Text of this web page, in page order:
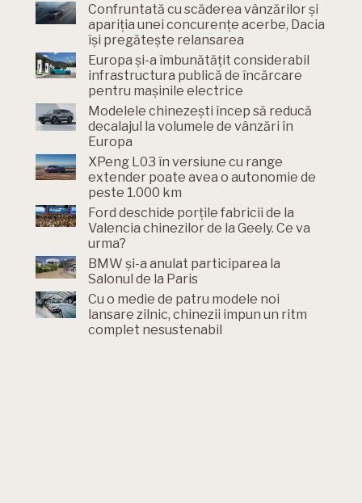
Confruntată cu scăderea vânzărilor și
apariția unei concurențe acerbe, Dacia
își pregătește relansarea
Europa și-a îmbunătățit considerabil
infrastructura publică de încărcare
pentru mașinile electrice
Modelele chinezești încep să reducă
decalajul la volumele de vânzări în
Europa
XPeng L03 în versiune cu range
extender poate avea o autonomie de
peste 1.000 km
Ford deschide porțile fabricii de la
Valencia chinezilor de la Geely. Ce va
urma?
BMW și-a anulat participarea la
Salonul de la Paris
Cu o medie de patru modele noi
lansare zilnic, chinezii impun un ritm
complet nesustenabil